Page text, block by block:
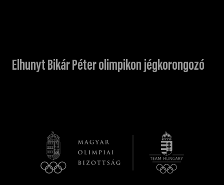
Elhunyt Bikár Péter olimpikon jégkorongozó